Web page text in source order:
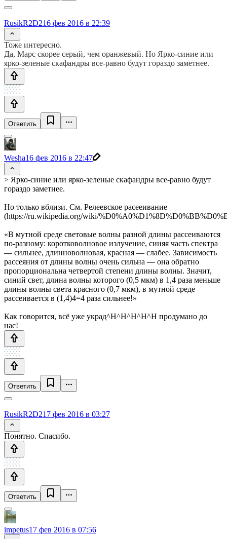
RusikR2D216 фев 2016 в 22:39
Тоже интересно.
Да, Марс скорее серый, чем оранжевый. Но Ярко-синие или
ярко-зеленые скафандры все-равно будут гораздо заметнее.
Ответить
Wesha16 фев 2016 в 22:47
> Ярко-синие или ярко-зеленые скафандры все-равно будут
гораздо заметнее.
Но только вблизи. См. Релеевское расееивание
(https://ru.wikipedia.org/wiki/
«В мутной среде световые волны разной длины рассеиваются
по-разному: коротковолновое излучение, синяя часть спектра
— сильнее, длинноволновая, красная — слабее. Зависимость
рассеяния от длины волны очень сильна — она обратно
пропорциональна четвертой степени длины волны. Значит,
синий свет, длина волны которого (0,5 мкм) в 1,4 раза меньше
длины волны света красного (0,7 мкм), в мутной среде
рассеивается в (1,4)4=4 раза сильнее!»
Как говорится, всё уже украд^H^H^H^H^H продумано до
нас!
Ответить
RusikR2D217 фев 2016 в 03:27
Понятно. Спасибо.
Ответить
impetus17 фев 2016 в 07:56